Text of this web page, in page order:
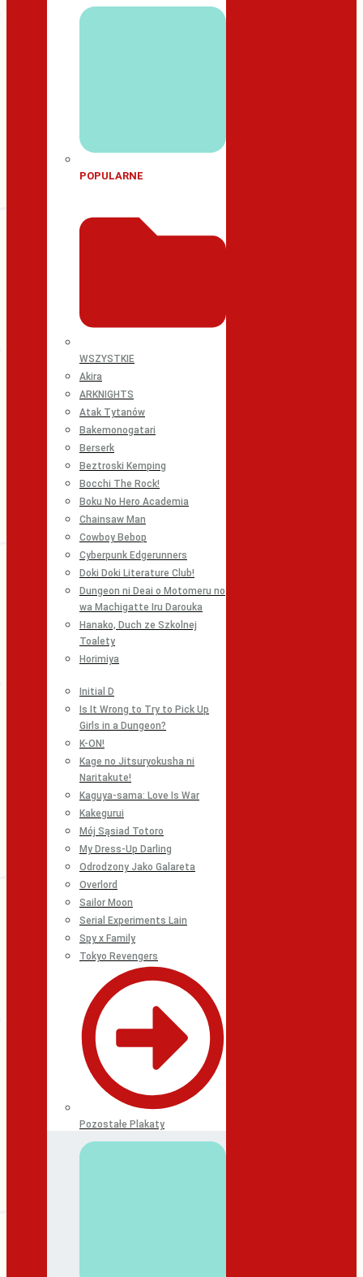
POPULARNE
WSZYSTKIE
Akira
ARKNIGHTS
Atak Tytanów
Bakemonogatari
Berserk
Beztroski Kemping
Bocchi The Rock!
Boku No Hero Academia
Chainsaw Man
Cowboy Bebop
Cyberpunk Edgerunners
Doki Doki Literature Club!
Dungeon ni Deai o Motomeru no
wa Machigatte Iru Darouka
Hanako, Duch ze Szkolnej
Toalety
Horimiya
Initial D
Is It Wrong to Try to Pick Up
Girls in a Dungeon?
K-ON!
Kage no Jitsuryokusha ni
Naritakute!
Kaguya-sama: Love Is War
Kakegurui
Mój Sąsiad Totoro
My Dress-Up Darling
Odrodzony Jako Galareta
Overlord
Sailor Moon
Serial Experiments Lain
Spy x Family
Tokyo Revengers
Pozostałe Plakaty